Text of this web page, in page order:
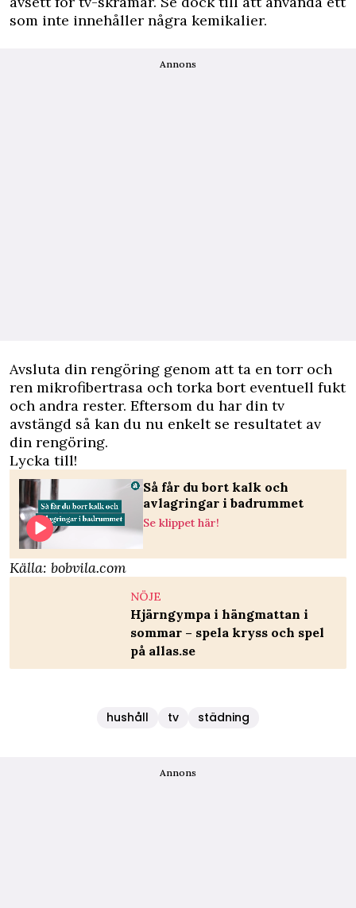
som inte innehåller några kemikalier.
Annons
Avsluta din rengöring genom att ta en torr och
ren mikrofibertrasa och torka bort eventuell fukt
och andra rester. Eftersom du har din tv
avstängd så kan du nu enkelt se resultatet av
din rengöring.
Lycka till!
Så får du bort kalk och
avlagringar i badrummet
Se klippet här!
Källa: bobvila.com
NÖJE
Hjärngympa i hängmattan i
sommar – spela kryss och spel
på allas.se
hushåll tv städning
Annons